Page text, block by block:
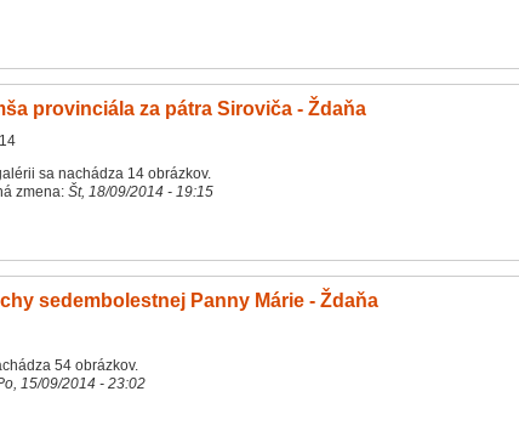
provinciála za pátra Siroviča - Ždaňa
sa nachádza 14 obrázkov.
zmena: Št, 18/09/2014 - 19:15
sedembolestnej Panny Márie - Ždaňa
54 obrázkov.
15/09/2014 - 23:02